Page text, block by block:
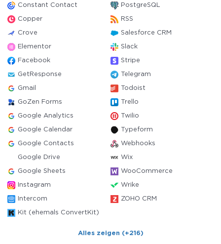
Constant Contact PostgreSQL
Copper RSS
Crove Salesforce CRM
Elementor Slack
Facebook Stripe
GetResponse Telegram
Gmail Todoist
GoZen Forms Trello
Google Analytics Twilio
Google Calendar Typeform
Google Contacts Webhooks
Google Drive Wix
Google Sheets WooCommerce
Instagram Wrike
Intercom ZOHO CRM
Kit (ehemals ConvertKit)
Alles zeigen (+216)